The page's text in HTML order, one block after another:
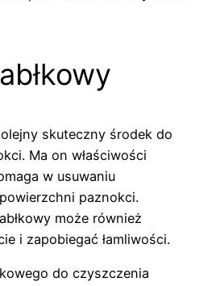
skuteczny środek do
Ma on właściwości
w usuwaniu
paznokci.
może również
i zapobiegać łamliwości.
do czyszczenia